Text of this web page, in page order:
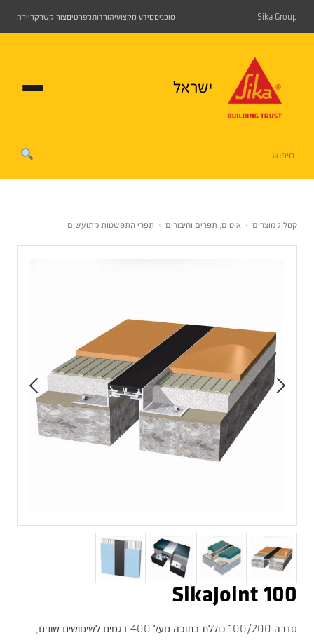
Sika Group סוכניםמידע מקצועיהורדותמפרטיםצור קשרקריירה
ישראל
קטלוג מוצרים › איטום, תפרים וחיבורים › תפרי התפשטות מתועשים
SikaJoint 100
סדרה 100/200 כוללת בתוכה מעל 400 דגמים לשימושים שונים,